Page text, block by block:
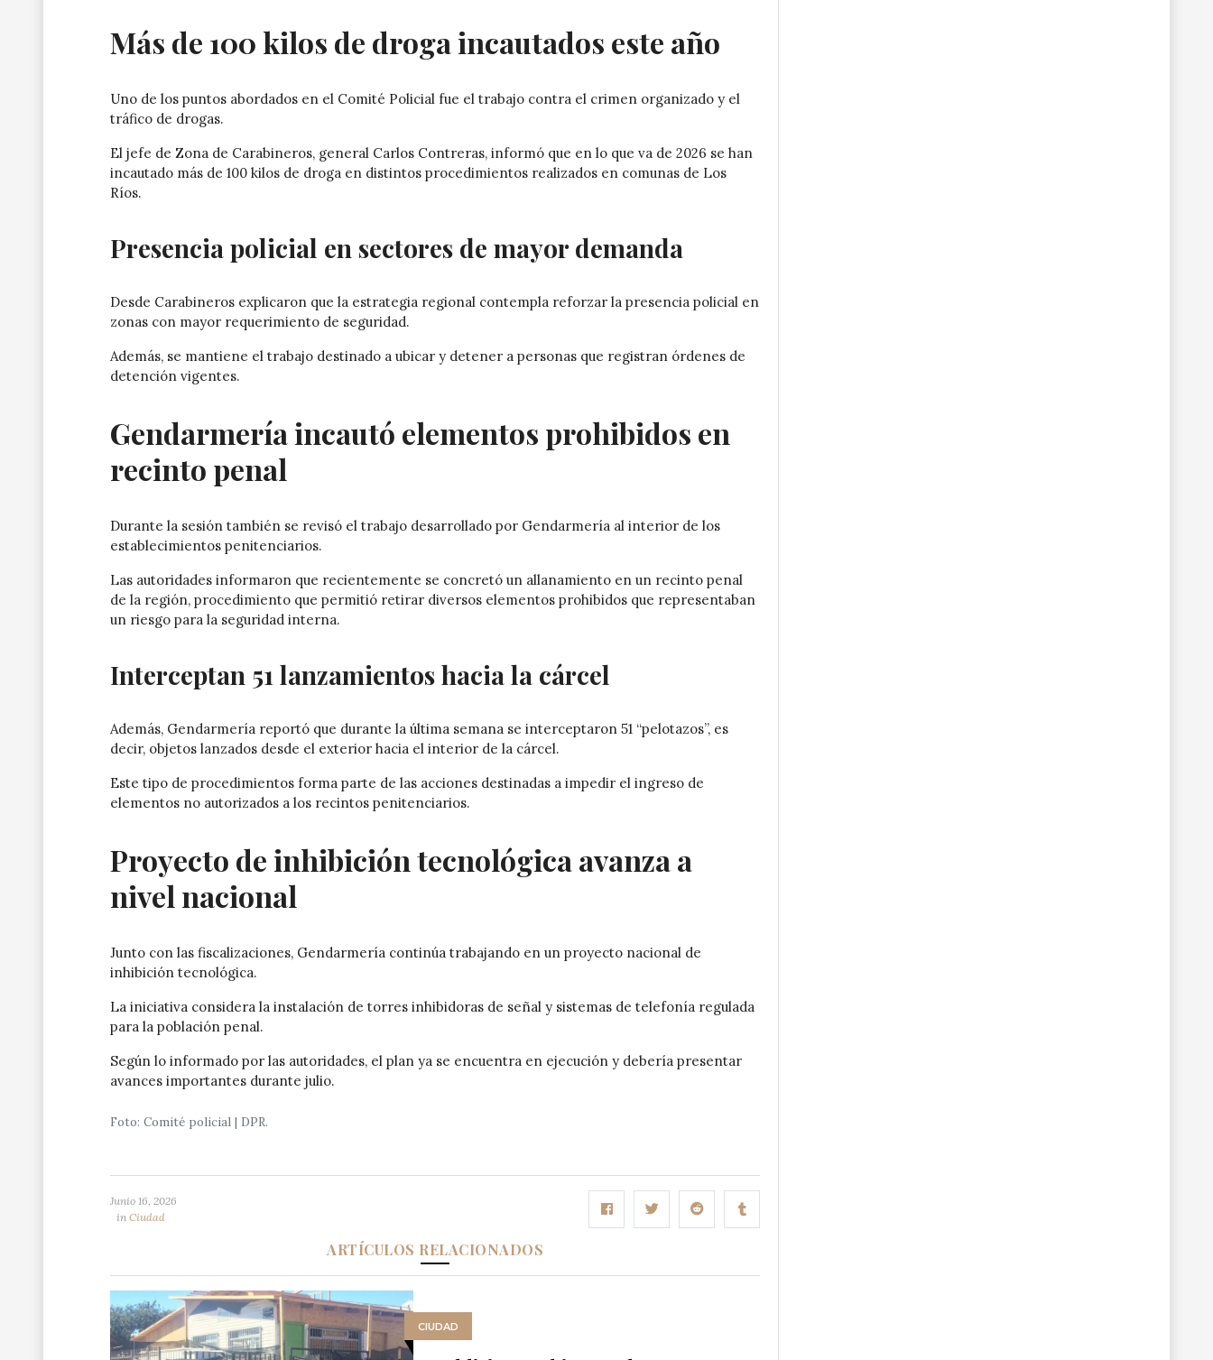
Más de 100 kilos de droga incautados este año
Uno de los puntos abordados en el Comité Policial fue el trabajo contra el crimen organizado y el
tráfico de drogas.
El jefe de Zona de Carabineros, general Carlos Contreras, informó que en lo que va de 2026 se han
incautado más de 100 kilos de droga en distintos procedimientos realizados en comunas de Los
Ríos.
Presencia policial en sectores de mayor demanda
Desde Carabineros explicaron que la estrategia regional contempla reforzar la presencia policial en
zonas con mayor requerimiento de seguridad.
Además, se mantiene el trabajo destinado a ubicar y detener a personas que registran órdenes de
detención vigentes.
Gendarmería incautó elementos prohibidos en
recinto penal
Durante la sesión también se revisó el trabajo desarrollado por Gendarmería al interior de los
establecimientos penitenciarios.
Las autoridades informaron que recientemente se concretó un allanamiento en un recinto penal
de la región, procedimiento que permitió retirar diversos elementos prohibidos que representaban
un riesgo para la seguridad interna.
Interceptan 51 lanzamientos hacia la cárcel
Además, Gendarmería reportó que durante la última semana se interceptaron 51 “pelotazos”, es
decir, objetos lanzados desde el exterior hacia el interior de la cárcel.
Este tipo de procedimientos forma parte de las acciones destinadas a impedir el ingreso de
elementos no autorizados a los recintos penitenciarios.
Proyecto de inhibición tecnológica avanza a
nivel nacional
Junto con las fiscalizaciones, Gendarmería continúa trabajando en un proyecto nacional de
inhibición tecnológica.
La iniciativa considera la instalación de torres inhibidoras de señal y sistemas de telefonía regulada
para la población penal.
Según lo informado por las autoridades, el plan ya se encuentra en ejecución y debería presentar
avances importantes durante julio.
Foto: Comité policial | DPR.
Junio 16, 2026
in Ciudad
ARTÍCULOS RELACIONADOS
CIUDAD